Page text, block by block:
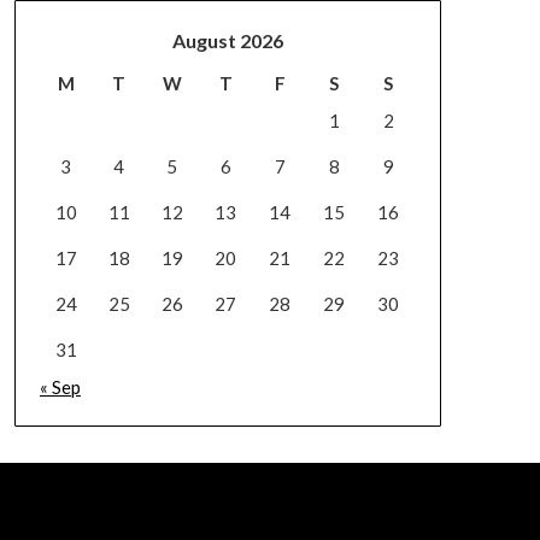
August 2026
M T W T F S
S
1
2
3 4 5 6 7 8 9
10 11 12 13 14 15 16
17 18 19 20 21 22 23
24 25 26 27 28 29 30
31
« Sep